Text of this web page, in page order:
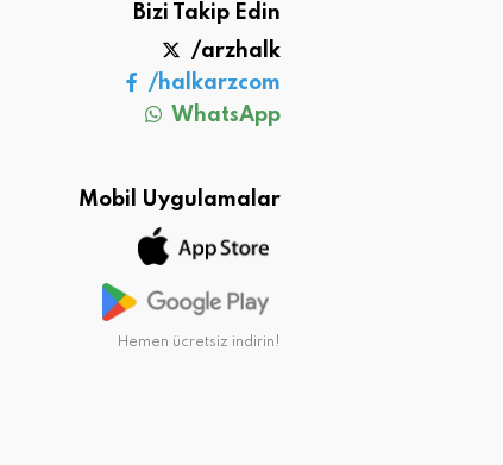
Bizi Takip Edin
/arzhalk
/halkarzcom
WhatsApp
Mobil Uygulamalar
Hemen ücretsiz indirin!